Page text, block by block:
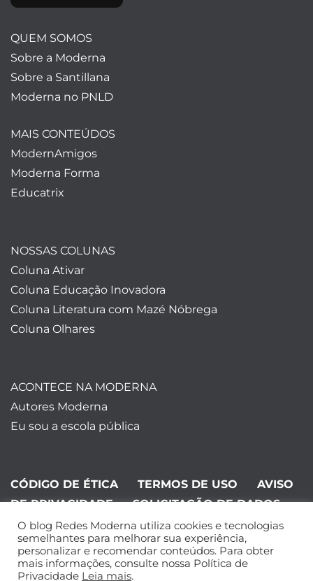
QUEM SOMOS
Sobre a Moderna
Sobre a Santillana
Moderna no PNLD
MAIS CONTEÚDOS
ModernAmigos
Moderna Forma
Educatrix
NOSSAS COLUNAS
Coluna Ativar
Coluna Educação Inovadora
Coluna Literatura com Mazé Nóbrega
Coluna Olhares
ACONTECE NA MODERNA
Autores Moderna
Eu sou a escola pública
CÓDIGO DE ÉTICA TERMOS DE USO
AVISO
DE PRIVACIDADE
SOLICITAÇÃO DE DADOS
©Editora Moderna 2024. Todos os
direitos reservados.
O blog Redes Moderna utiliza cookies e tecnologias
semelhantes para melhorar sua experiência,
personalizar e recomendar conteúdos. Para obter
mais informações, consulte nossa Política de
Privacidade Leia mais.